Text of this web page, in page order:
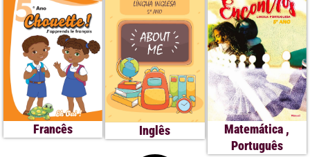
Francês Inglês Matemática ,
Português